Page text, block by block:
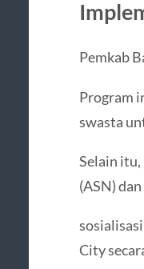
Pemkab
Program
swasta
Selain
(ASN) dan
City